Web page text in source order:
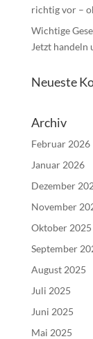
richtig vor –
Wichtige
Jetzt handeln
Neueste
Archiv
Februar 2026
Januar 2026
Dezember
November
Oktober 2025
September
August 2025
Juli 2025
Juni 2025
Mai 2025